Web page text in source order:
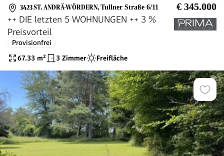
3423 ST. ANDRÄ-WÖRDERN, Tullner Straße 6/11 € 345.000
++ DIE letzten 5 WOHNUNGEN ++ 3 %
Preisvorteil
Provisionfrei
67.33 m² 3 Zimmer Freifläche